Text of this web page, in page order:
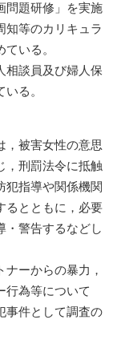
問題研修」を実施
知等のカリキュラ
いる。
相談員及び婦人保
る。
，被害女性の意思
，刑罰法令に抵触
犯指導や関係機関
るとともに，必要
・警告するなどし
ーからの暴力，
行為等について
事件として調査の